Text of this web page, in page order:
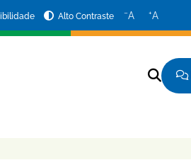
Alto Contraste −A +A